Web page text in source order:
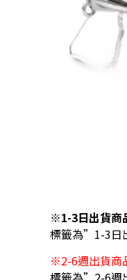
※1-3日出貨商
標籤為”1-3日
※2-6週出貨商